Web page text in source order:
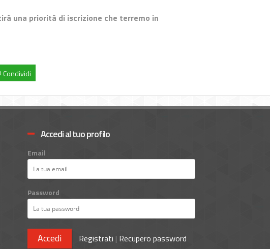
una priorità di iscrizione che terremo in
Condividi
Accedi al tuo profilo
Email
Password
Accedi Registrati | Recupero password